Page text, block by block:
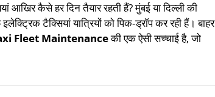
आखिर कैसे हर दिन तैयार रहती हैं? मुंबई या दिल्ली की
टैक्सियां यात्रियों को पिक-ड्रॉप कर रही हैं। बाहर
Fleet Maintenanceकी एक ऐसी सच्चाई है, जो